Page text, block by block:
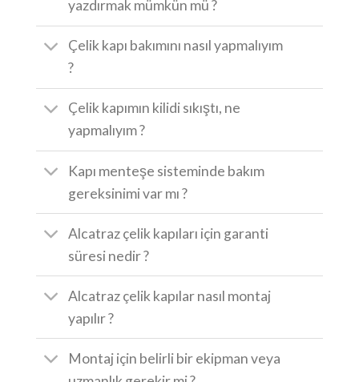
yazdırmak mümkün mü ?
Çelik kapı bakımını nasıl yapmalıyım
?
Çelik kapımın kilidi sıkıştı, ne
yapmalıyım ?
Kapı menteşe sisteminde bakım
gereksinimi var mı ?
Alcatraz çelik kapıları için garanti
süresi nedir ?
Alcatraz çelik kapılar nasıl montaj
yapılır ?
Montaj için belirli bir ekipman veya